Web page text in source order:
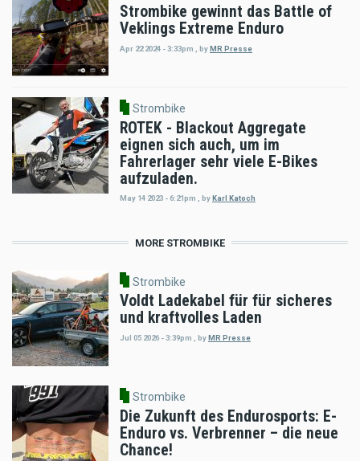
Strombike gewinnt das Battle of
Veklings Extreme Enduro
Apr 22 2024 - 3:33pm byMR Presse
Strombike
ROTEK - Blackout Aggregate
eignen sich auch, um im
Fahrerlager sehr viele E-Bikes
aufzuladen.
May 14 2023 - 6:21pm , by Karl Katoch
MORE STROMBIKE
Strombike
Voldt Ladekabel für für sicheres
und kraftvolles Laden
Jul 05 2026 - 3:39pm byMR Presse
Strombike
Die Zukunft des Endurosports: E-
Enduro vs. Verbrenner – die neue
Chance!